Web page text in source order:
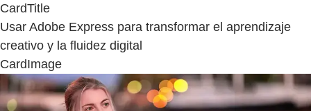
CardTitle
Usar Adobe Express para transformar el aprendizaje
creativo y la fluidez digital
CardImage